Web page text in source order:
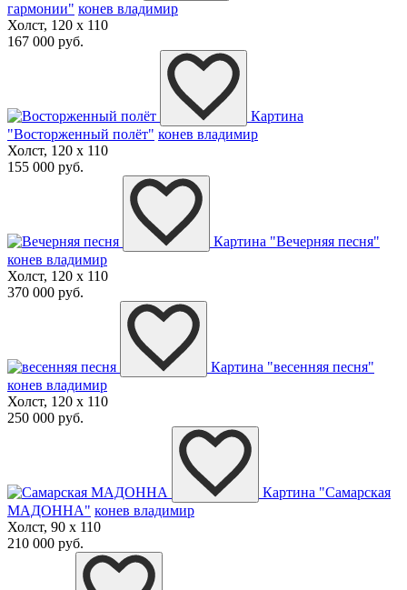
гармонии" конев владимир
Холст, 120 x 110
167 000 руб.
Картина
"Восторженный полёт" конев владимир
Холст, 120 x 110
155 000 руб.
Картина "Вечерняя песня"
конев владимир
Холст, 120 x 110
370 000 руб.
Картина "весенняя песня"
конев владимир
Холст, 120 x 110
250 000 руб.
Картина "Самарская
МАДОННА" конев владимир
Холст, 90 x 110
210 000 руб.